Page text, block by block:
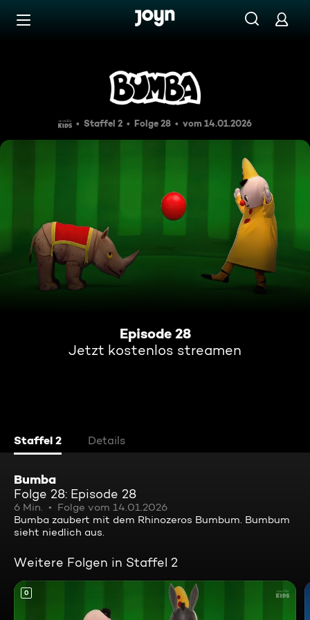
Zum Inhalt springen
Episode 28
Staffel 2 Folge 28 vom 14.01.2026
Episode 28
Jetzt kostenlos streamen
Staffel 2 Details
Bumba
Folge 28: Episode 28
6 Min.
Folge vom 14.01.2026
Bumba zaubert mit dem Rhinozeros Bumbum. Bumbum
sieht niedlich aus.
Weitere Folgen in Staffel 2
0